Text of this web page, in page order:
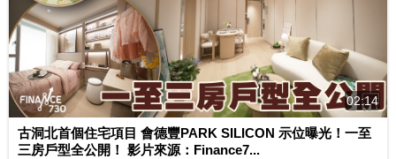
02:14
古洞北首個住宅項目 會德豐PARK SILICON 示位曝光！一至
三房戶型全公開！ 影片來源：Finance7...